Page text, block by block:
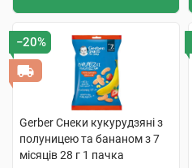
−20%
Gerber Снеки кукурудзяні з
полуницею та бананом з 7
місяців 28 г 1 пачка